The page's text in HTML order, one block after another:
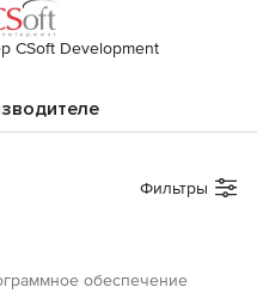
CSoft Development
Фильтры
обеспечение